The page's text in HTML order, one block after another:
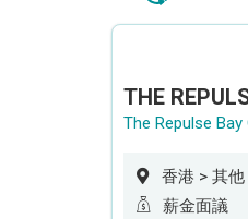
香港 > 其他
薪金面議